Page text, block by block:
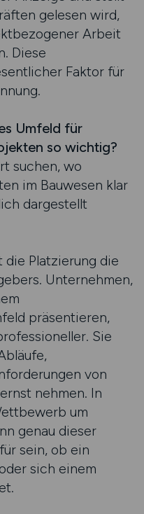
gelesen wird,
Arbeit
Diese
Faktor für
Umfeld für
so wichtig?
suchen, wo
im Bauwesen klar
dargestellt
die Platzierung die
Unternehmen,
präsentieren,
Sie
von
nehmen. In
um
genau dieser
sein, ob ein
sich einem